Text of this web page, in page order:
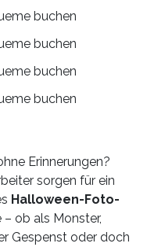
Erinnerungen?
sorgen für ein
Halloween-Foto-
ob als Monster,
Gespenst oder doch